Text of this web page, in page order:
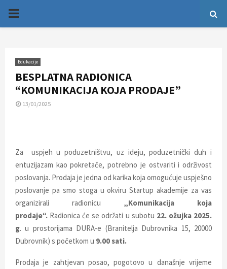
P
M
N
Edukacije
BESPLATNA RADIONICA
“KOMUNIKACIJA KOJA PRODAJE”
13/01/2025
Za uspjeh u poduzetništvu, uz ideju, poduzetnički duh i
entuzijazam kao pokretače, potrebno je ostvariti i održivost
poslovanja. Prodaja je jedna od karika koja omogućuje uspješno
poslovanje pa smo stoga u okviru Startup akademije za vas
organizirali radionicu „Komunikacija koja
prodaje“. Radionica će se održati u subotu 22. ožujka 2025.
g. u prostorijama DURA-e (Branitelja Dubrovnika 15, 20000
Dubrovnik) s početkom u 9.00 sati.
Prodaja je zahtjevan posao, pogotovo u današnje vrijeme